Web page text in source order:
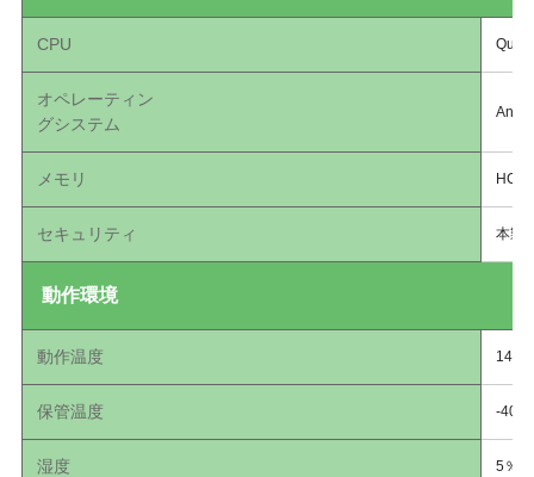
CPU
オペレーティン
グシステム
メモリ
セキュリティ 本製
動作環境
動作温度 14°F
保管温度 -
湿度 5％